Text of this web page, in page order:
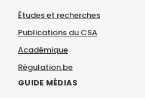
Études et recherches
Publications du CSA
Académique
Régulation.be
GUIDE MÉDIAS